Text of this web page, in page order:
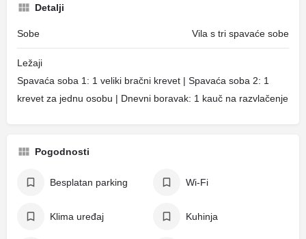
Detalji
Sobe Vila s tri spavaće sobe
Ležaji
Spavaća soba 1: 1 veliki bračni krevet | Spavaća soba 2: 1
krevet za jednu osobu | Dnevni boravak: 1 kauč na razvlačenje
Pogodnosti
Besplatan parking Wi-Fi
Klima uređaj Kuhinja